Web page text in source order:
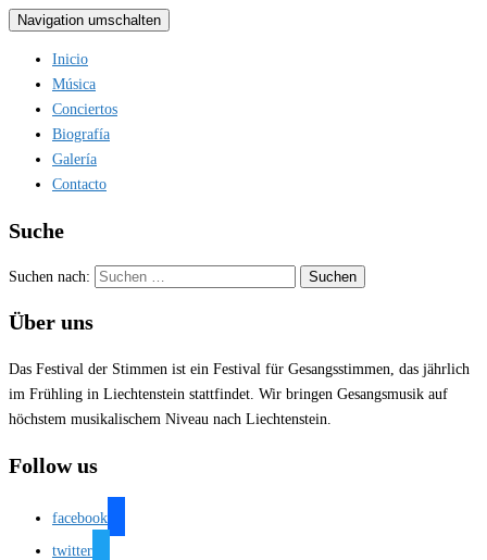
Navigation umschalten
Inicio
Música
Conciertos
Biografía
Galería
Contacto
Suche
Suchen nach:
Über uns
Das Festival der Stimmen ist ein Festival für Gesangsstimmen, das jährlich
im Frühling in Liechtenstein stattfindet. Wir bringen Gesangsmusik auf
höchstem musikalischem Niveau nach Liechtenstein.
Follow us
facebook
twitter